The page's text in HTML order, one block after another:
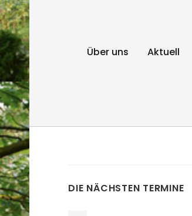
Über uns Aktuell
DIE NÄCHSTEN TERMINE